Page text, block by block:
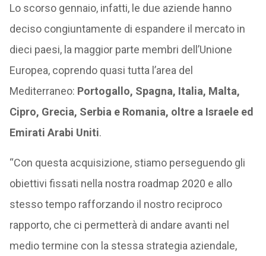
Lo scorso gennaio, infatti, le due aziende hanno
deciso congiuntamente di espandere il mercato in
dieci paesi, la maggior parte membri dell’Unione
Europea, coprendo quasi tutta l’area del
Mediterraneo: Portogallo, Spagna, Italia, Malta,
Cipro, Grecia, Serbia e Romania, oltre a Israele ed
Emirati Arabi Uniti.
“Con questa acquisizione, stiamo perseguendo gli
obiettivi fissati nella nostra roadmap 2020 e allo
stesso tempo rafforzando il nostro reciproco
rapporto, che ci permetterà di andare avanti nel
medio termine con la stessa strategia aziendale,